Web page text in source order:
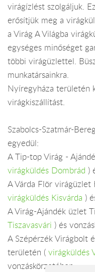
virágízlést szolgáljuk.
erősítjük meg a
a Virág A Világba
egységes minőséget
többi virágüzlettel.
munkatársainkra.
Nyíregyháza területén
virágkiszállítást.
Szabolcs-Szatmár-
egyedül:
A Tip-top Virág -
virágküldés Dombrád )
A Várda Flör virágüzlet
virágküldés Kisvárda )
A Virág-Ajándék üzlet
Tiszavasvári ) és
A Szépérzék Virágbolt
területén ( virágküldés
vonzáskörzetében.